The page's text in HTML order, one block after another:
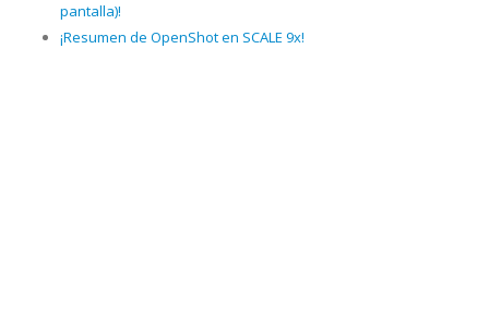
pantalla)!
¡Resumen de OpenShot en SCALE 9x!